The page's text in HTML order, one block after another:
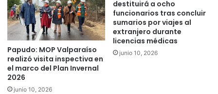
la Posta de Pichicuy son parte de un plan amplio que
busca renovar la infraestructura de la atención primaria en
la Comuna, partiendo por los lugares donde se encuentra
más deteriorada.
En los próximos días, se entregarán a la comunidad las
obras de refacción de las postas rurales del Pueblo de
Papudo: MOP Valparaíso
realizó visita inspectiva en
el marco del Plan Invernal
2026
junio 10, 2026
destituirá a ocho
funcionarios tras concluir
sumarios por viajes al
extranjero durante
licencias médicas
junio 10, 2026